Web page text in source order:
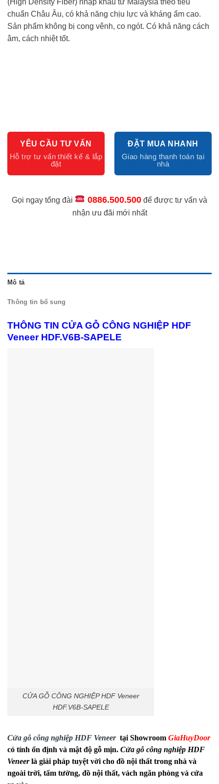
chuẩn Châu Âu, có khả năng chịu lực và kháng ẩm cao.
Sản phẩm không bị cong vênh, co ngót. Có khả năng cách
âm, cách nhiệt tốt.
YÊU CẦU TƯ VẤN ĐẶT MUA NHANH
Gọi ngay tổng đài 0886.500.500để được tư vấn và
nhận ưu đãi mới nhất
Mô tả
Thông tin bổ sung
THÔNG TIN CỬA GỖ CÔNG NGHIỆP HDF
Veneer HDF.V6B-SAPELE
CỬA GỖ CÔNG NGHIỆP HDF Veneer
HDF.V6B-SAPELE
Cửa gỗ công nghiệp HDF Veneer tại Showroom GiaHuyDoor
có tính ổn định và mật độ gỗ mịn. Cửa gỗ công nghiệp HDF
Veneerlà giải pháp tuyệt vời cho đồ nội thất trong nhà và
ngoài trời, tấm tường, đồ nội thất, vách ngăn phòng và cửa